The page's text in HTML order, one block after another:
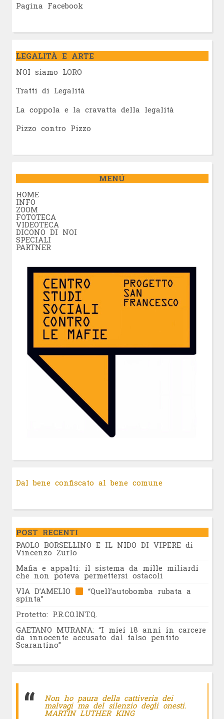
Pagina Facebook
LEGALITÀ E ARTE
NOI siamo LORO
Tratti di Legalità
La coppola e la cravatta della legalità
Pizzo contro Pizzo
MENÚ
HOME
INFO
ZOOM
FOTOTECA
VIDEOTECA
DICONO DI NOI
SPECIALI
PARTNER
Dal bene confiscato al bene comune
POST RECENTI
PAOLO BORSELLINO E IL NIDO DI VIPERE di
Vincenzo Zurlo
Mafia e appalti: il sistema da mille miliardi
che non poteva permettersi ostacoli
VIA D’AMELIO
“Quell’autobomba rubata a
spinta”
Protetto: P.R.CO.INT.Q.
GAETANO MURANA: “I miei 18 anni in carcere
da innocente accusato dal falso pentito
Scarantino”
Non ho paura della cattiveria dei
malvagi ma del silenzio degli onesti.
MARTIN LUTHER KING